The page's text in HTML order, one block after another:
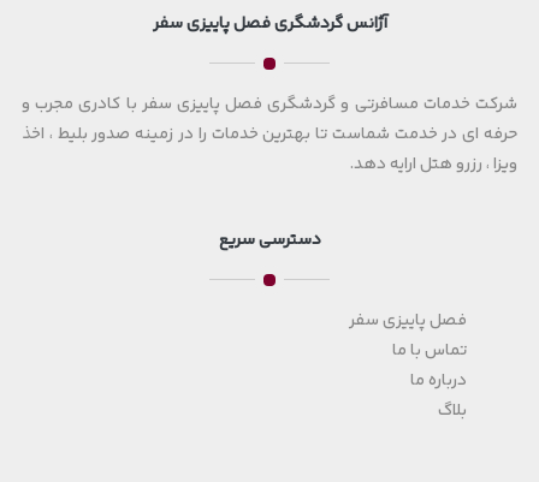
آژانس گردشگری فصل پاییزی سفر
شرکت خدمات مسافرتی و گردشگری فصل پاییزی سفر با کادری مجرب و
حرفه ای در خدمت شماست تا بهترین خدمات را در زمینه صدور بلیط ، اخذ
ویزا ، رزرو هتل ارایه دهد.
دسترسی سریع
فصل پاییزی سفر
تماس با ما
درباره ما
بلاگ